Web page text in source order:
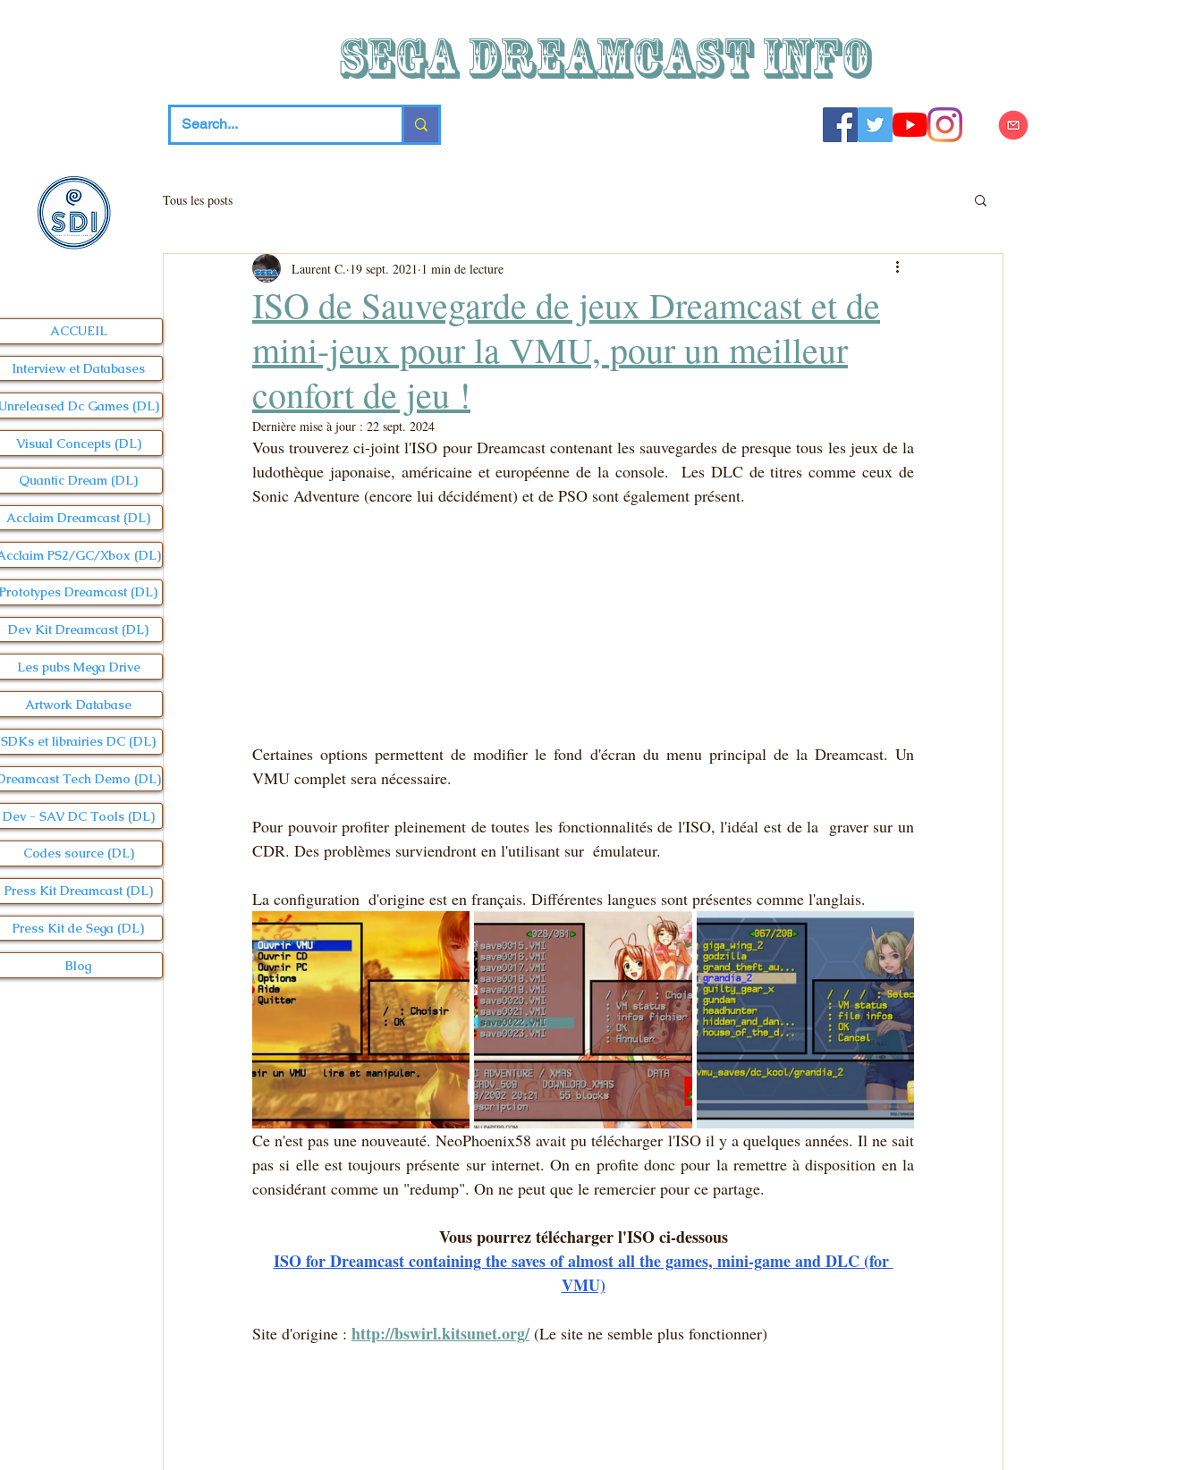
SEGA DREAMCAST iNFO
Tous les posts
ISO de Sauvegarde de jeux Dreamcast et de
mini-jeux pour la VMU, pour un meilleur
confort de jeu !
Laurent C. 19 sept. 2021 1 min de lecture
Dernière mise à jour : 22 sept. 2024
Vous trouverez ci-joint l'ISO pour Dreamcast contenant les sauvegardes de presque tous les jeux de la
ludothèque japonaise, américaine et européenne de la console.  Les DLC de titres comme ceux de
Sonic Adventure (encore lui décidément) et de PSO sont également présent.
Certaines options permettent de modifier le fond d'écran du menu principal de la Dreamcast. Un
VMU complet sera nécessaire.
Pour pouvoir profiter pleinement de toutes les fonctionnalités de l'ISO, l'idéal est de la  graver sur un
CDR. Des problèmes surviendront en l'utilisant sur  émulateur.
La configuration  d'origine est en français. Différentes langues sont présentes comme l'anglais.
Ce n'est pas une nouveauté. NeoPhoenix58 avait pu télécharger l'ISO il y a quelques années. Il ne sait
pas si elle est toujours présente sur internet. On en profite donc pour la remettre à disposition en la
considérant comme un "redump". On ne peut que le remercier pour ce partage.
Vous pourrez télécharger l'ISO ci-dessous
ISO for Dreamcast containing the saves of almost all the games, mini-game and DLC (for
VMU)
Site d'origine : http://bswirl.kitsunet.org/ (Le site ne semble plus fonctionner)
ACCUEIL
Interview et Databases
Dc Games (DL)
Visual Concepts (DL)
Quantic Dream (DL)
Acclaim Dreamcast (DL)
PS2/GC/Xbox (DL)
Prototypes Dreamcast (DL)
Dev Kit Dreamcast (DL)
Les pubs Mega Drive
Artwork Database
SDKs et librairies DC (DL)
Tech Demo (DL)
Dev - SAV DC Tools (DL)
Codes source (DL)
Press Kit Dreamcast (DL)
Press Kit de Sega (DL)
Blog